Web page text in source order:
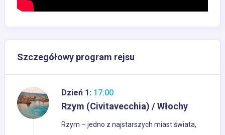
Szczegółowy program rejsu
Dzień 1: 17:00
Rzym (Civitavecchia) / Włochy
Rzym – jedno z najstarszych miast świata,